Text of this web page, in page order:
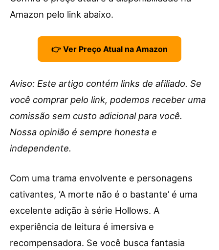
Amazon pelo link abaixo.
👉 Ver Preço Atual na Amazon
Aviso: Este artigo contém links de afiliado. Se
você comprar pelo link, podemos receber uma
comissão sem custo adicional para você.
Nossa opinião é sempre honesta e
independente.
Com uma trama envolvente e personagens
cativantes, ‘A morte não é o bastante’ é uma
excelente adição à série Hollows. A
experiência de leitura é imersiva e
recompensadora. Se você busca fantasia